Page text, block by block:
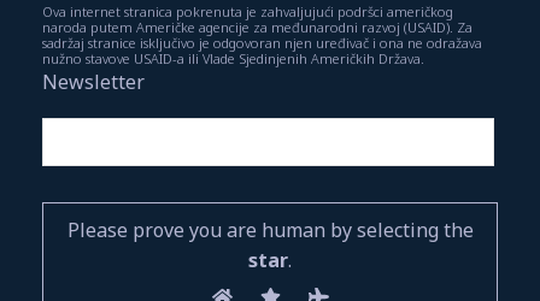
Ova internet stranica pokrenuta je zahvaljujući podršci američkog
naroda putem Američke agencije za međunarodni razvoj (USAID). Za
sadržaj stranice isključivo je odgovoran njen uređivač i ona ne odražava
nužno stavove USAID-a ili Vlade Sjedinjenih Američkih Država.
Newsletter
Please prove you are human by selecting the
star.